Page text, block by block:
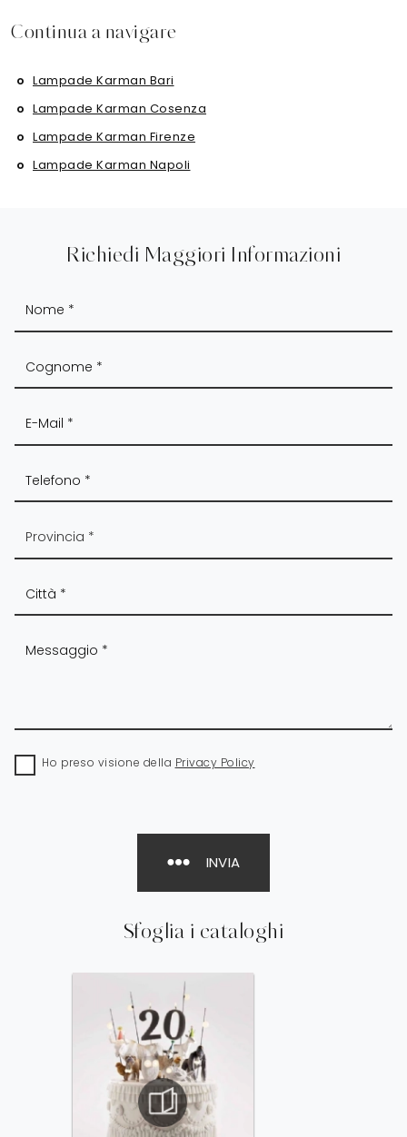
Continua a navigare
Lampade Karman Bari
Lampade Karman Cosenza
Lampade Karman Firenze
Lampade Karman Napoli
Sfoglia i cataloghi
Richiedi Maggiori Informazioni
Ho preso visione della Privacy Policy
INVIA